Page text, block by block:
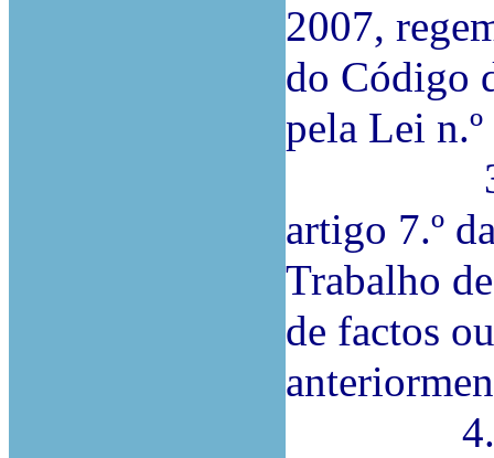
2007,
do Código
pela Lei
3.ª
artigo 7.º
Trabalho
de factos
4.ª